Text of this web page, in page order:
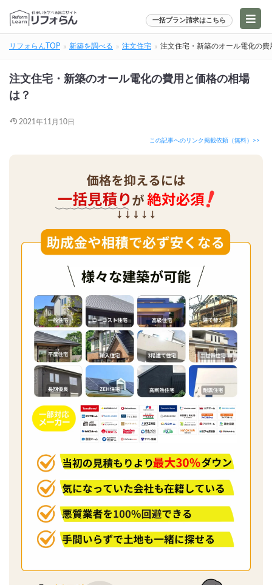
一括プラン請求はこちら
リフォらんTOP 新築を調べる 注文住宅 注文住宅・新築のオール電化の
注文住宅・新築のオール電化の費用と価格の相場
は？
2021年11月10日
この記事へのリンク掲載依頼（無料）>>